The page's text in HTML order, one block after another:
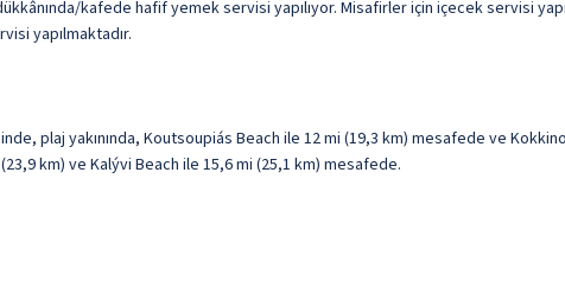
kafede hafif yemek servisi yapılıyor. Misafirler için içecek servisi
yapılmaktadır.
plaj yakınında, Koutsoupiás Beach ile 12 mi (19,3 km) mesafede ve
km) ve Kalývi Beach ile 15,6 mi (25,1 km) mesafede.